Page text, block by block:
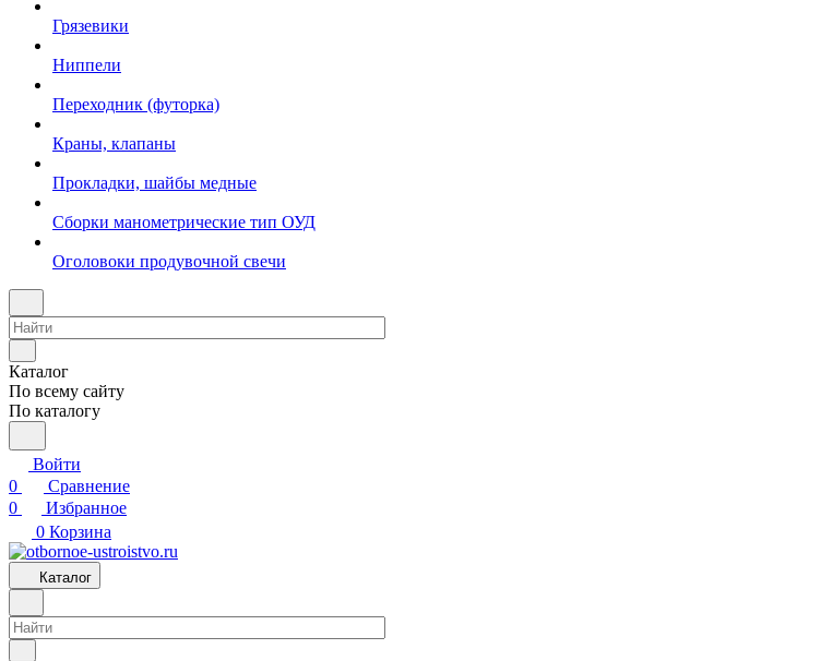
Грязевики
Ниппели
Переходник (футорка)
Краны, клапаны
Прокладки, шайбы медные
Сборки манометрические тип ОУД
Оголовоки продувочной свечи
Каталог
По всему сайту
По каталогу
Войти
0
Сравнение
0
Избранное
0 Корзина
Каталог